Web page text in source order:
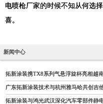
电喷枪厂家的时候不知从何选
喜。
新闻中心
拓新涂装携TX8系列气悬浮旋杯亮相越
广东拓新涂装技术与杭州雅马哈共创吉
拓新涂装与鸿光武汉深化汽车零部件静